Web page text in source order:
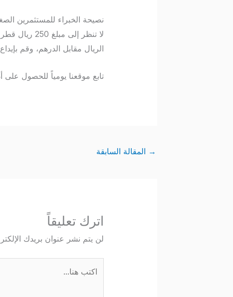
نصيحة الخبراء للمستثمرين
لا تنظر إلى
الريال مقابل الدرهم، وقم
تابع موقعنا يومياً للحصول
→ المقالة السابقة
اترك تعليقاً
لن يتم نشر عنوان بريدك